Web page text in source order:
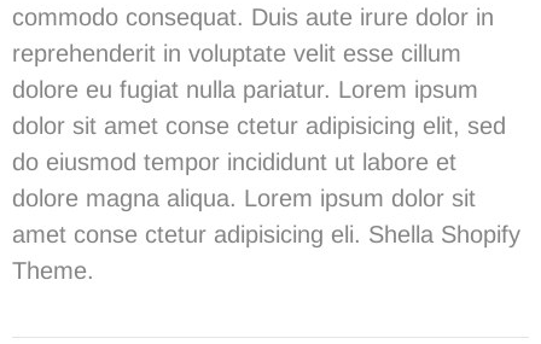
commodo consequat. Duis aute irure dolor in
reprehenderit in voluptate velit esse cillum
dolore eu fugiat nulla pariatur. Lorem ipsum
dolor sit amet conse ctetur adipisicing elit, sed
do eiusmod tempor incididunt ut labore et
dolore magna aliqua. Lorem ipsum dolor sit
amet conse ctetur adipisicing eli. Shella Shopify
Theme.